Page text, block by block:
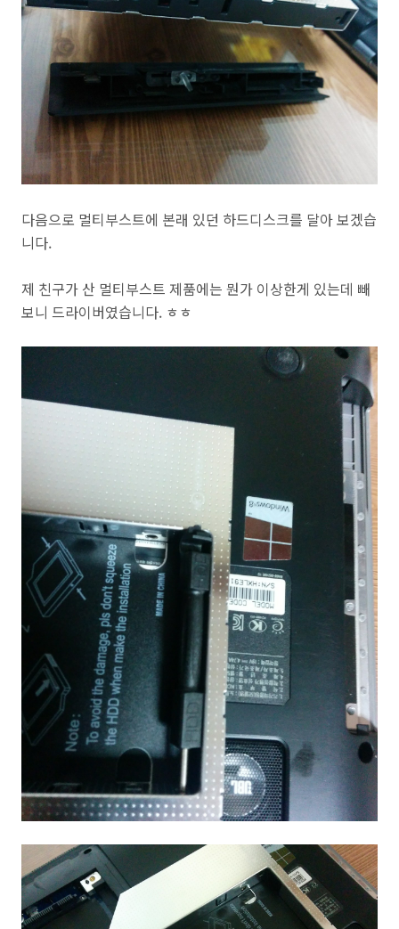
다음으로 멀티부스트에 본래 있던 하드디스크를 달아 보겠습
니다.
제 친구가 산 멀티부스트 제품에는 뭔가 이상한게 있는데 빼
보니 드라이버였습니다. ㅎㅎ